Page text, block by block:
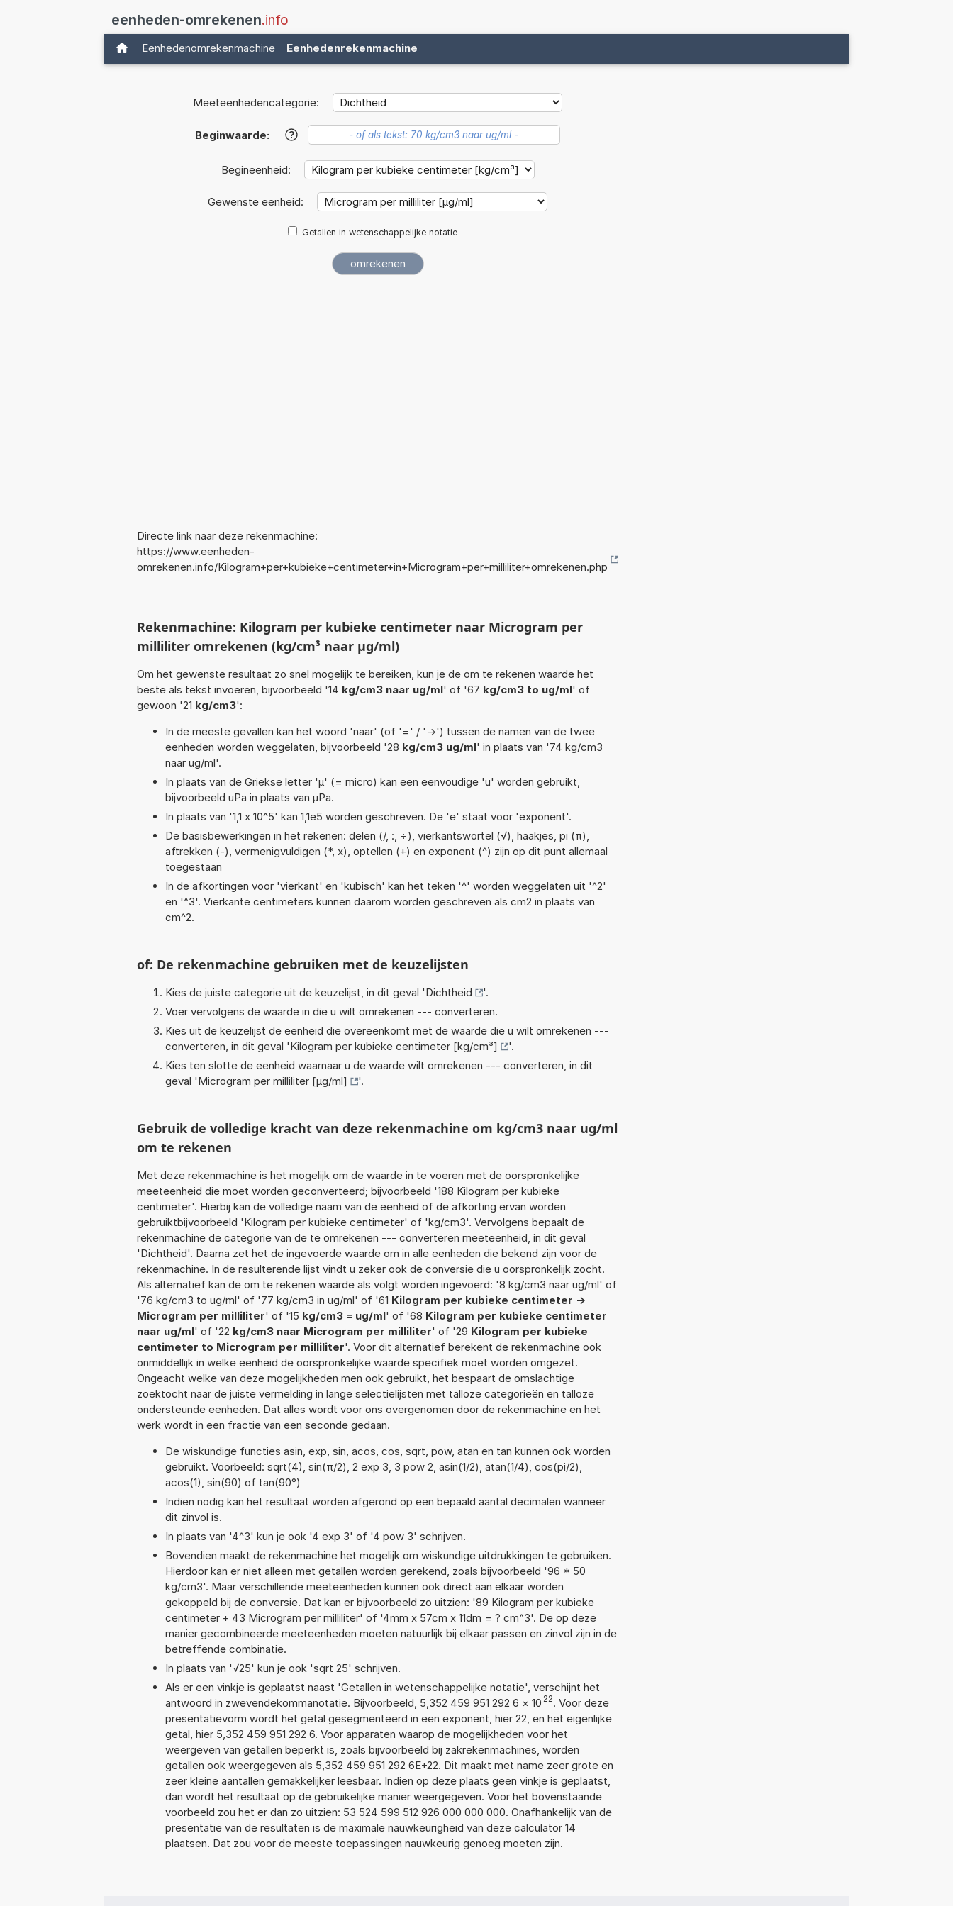
eenheden-omrekenen.info
Eenhedenomrekenmachine Eenhedenrekenmachine
Meeteenhedencategorie:
Beginwaarde: ?
Begineenheid:
Gewenste eenheid:
Getallen in wetenschappelijke notatie
Directe link naar deze rekenmachine:
https://www.eenheden-
omrekenen.info/Kilogram+per+kubieke+centimeter+in+Microgram+per+milliliter+omrekenen.php
Rekenmachine: Kilogram per kubieke centimeter naar Microgram per
milliliter omrekenen (kg/cm³ naar µg/ml)
Om het gewenste resultaat zo snel mogelijk te bereiken, kun je de om te rekenen waarde het
beste als tekst invoeren, bijvoorbeeld '14 kg/cm3 naar ug/ml' of '67 kg/cm3 to ug/ml' of
gewoon '21 kg/cm3':
In de meeste gevallen kan het woord 'naar' (of '=' / '->') tussen de namen van de twee
eenheden worden weggelaten, bijvoorbeeld '28 kg/cm3 ug/ml' in plaats van '74 kg/cm3
naar ug/ml'.
In plaats van de Griekse letter 'µ' (= micro) kan een eenvoudige 'u' worden gebruikt,
bijvoorbeeld uPa in plaats van µPa.
In plaats van '1,1 x 10^5' kan 1,1e5 worden geschreven. De 'e' staat voor 'exponent'.
De basisbewerkingen in het rekenen: delen (/, :, ÷), vierkantswortel (√), haakjes, pi (π),
aftrekken (-), vermenigvuldigen (*, x), optellen (+) en exponent (^) zijn op dit punt allemaal
toegestaan
In de afkortingen voor 'vierkant' en 'kubisch' kan het teken '^' worden weggelaten uit '^2'
en '^3'. Vierkante centimeters kunnen daarom worden geschreven als cm2 in plaats van
cm^2.
of: De rekenmachine gebruiken met de keuzelijsten
Kies de juiste categorie uit de keuzelijst, in dit geval 'Dichtheid
'.
Voer vervolgens de waarde in die u wilt omrekenen --- converteren.
Kies uit de keuzelijst de eenheid die overeenkomt met de waarde die u wilt omrekenen ---
converteren, in dit geval 'Kilogram per kubieke centimeter [kg/cm³]
'.
Kies ten slotte de eenheid waarnaar u de waarde wilt omrekenen --- converteren, in dit
geval 'Microgram per milliliter [µg/ml] '.
Gebruik de volledige kracht van deze rekenmachine om kg/cm3 naar ug/ml
om te rekenen
Met deze rekenmachine is het mogelijk om de waarde in te voeren met de oorspronkelijke
meeteenheid die moet worden geconverteerd; bijvoorbeeld '188 Kilogram per kubieke
centimeter'. Hierbij kan de volledige naam van de eenheid of de afkorting ervan worden
gebruiktbijvoorbeeld 'Kilogram per kubieke centimeter' of 'kg/cm3'. Vervolgens bepaalt de
rekenmachine de categorie van de te omrekenen --- converteren meeteenheid, in dit geval
'Dichtheid'. Daarna zet het de ingevoerde waarde om in alle eenheden die bekend zijn voor de
rekenmachine. In de resulterende lijst vindt u zeker ook de conversie die u oorspronkelijk zocht.
Als alternatief kan de om te rekenen waarde als volgt worden ingevoerd: '8 kg/cm3 naar ug/ml' of
'76 kg/cm3 to ug/ml' of '77 kg/cm3 in ug/ml' of '61 Kilogram per kubieke centimeter ->
Microgram per milliliter' of '15 kg/cm3 = ug/ml' of '68 Kilogram per kubieke centimeter
naar ug/ml' of '22 kg/cm3 naar Microgram per milliliter' of '29 Kilogram per kubieke
centimeter to Microgram per milliliter'. Voor dit alternatief berekent de rekenmachine ook
onmiddellijk in welke eenheid de oorspronkelijke waarde specifiek moet worden omgezet.
Ongeacht welke van deze mogelijkheden men ook gebruikt, het bespaart de omslachtige
zoektocht naar de juiste vermelding in lange selectielijsten met talloze categorieën en talloze
ondersteunde eenheden. Dat alles wordt voor ons overgenomen door de rekenmachine en het
werk wordt in een fractie van een seconde gedaan.
De wiskundige functies asin, exp, sin, acos, cos, sqrt, pow, atan en tan kunnen ook worden
gebruikt. Voorbeeld: sqrt(4), sin(π/2), 2 exp 3, 3 pow 2, asin(1/2), atan(1/4), cos(pi/2),
acos(1), sin(90) of tan(90°)
Indien nodig kan het resultaat worden afgerond op een bepaald aantal decimalen wanneer
dit zinvol is.
In plaats van '4^3' kun je ook '4 exp 3' of '4 pow 3' schrijven.
Bovendien maakt de rekenmachine het mogelijk om wiskundige uitdrukkingen te gebruiken.
Hierdoor kan er niet alleen met getallen worden gerekend, zoals bijvoorbeeld '96 * 50
kg/cm3'. Maar verschillende meeteenheden kunnen ook direct aan elkaar worden
gekoppeld bij de conversie. Dat kan er bijvoorbeeld zo uitzien: '89 Kilogram per kubieke
centimeter + 43 Microgram per milliliter' of '4mm x 57cm x 11dm = ? cm^3'. De op deze
manier gecombineerde meeteenheden moeten natuurlijk bij elkaar passen en zinvol zijn in de
betreffende combinatie.
In plaats van '√25' kun je ook 'sqrt 25' schrijven.
Als er een vinkje is geplaatst naast 'Getallen in wetenschappelijke notatie', verschijnt het
antwoord in zwevendekommanotatie. Bijvoorbeeld, 5,352 459 951 292 6 × 10 22. Voor deze
presentatievorm wordt het getal gesegmenteerd in een exponent, hier 22, en het eigenlijke
getal, hier 5,352 459 951 292 6. Voor apparaten waarop de mogelijkheden voor het
weergeven van getallen beperkt is, zoals bijvoorbeeld bij zakrekenmachines, worden
getallen ook weergegeven als 5,352 459 951 292 6E+22. Dit maakt met name zeer grote en
zeer kleine aantallen gemakkelijker leesbaar. Indien op deze plaats geen vinkje is geplaatst,
dan wordt het resultaat op de gebruikelijke manier weergegeven. Voor het bovenstaande
voorbeeld zou het er dan zo uitzien: 53 524 599 512 926 000 000 000. Onafhankelijk van de
presentatie van de resultaten is de maximale nauwkeurigheid van deze calculator 14
plaatsen. Dat zou voor de meeste toepassingen nauwkeurig genoeg moeten zijn.